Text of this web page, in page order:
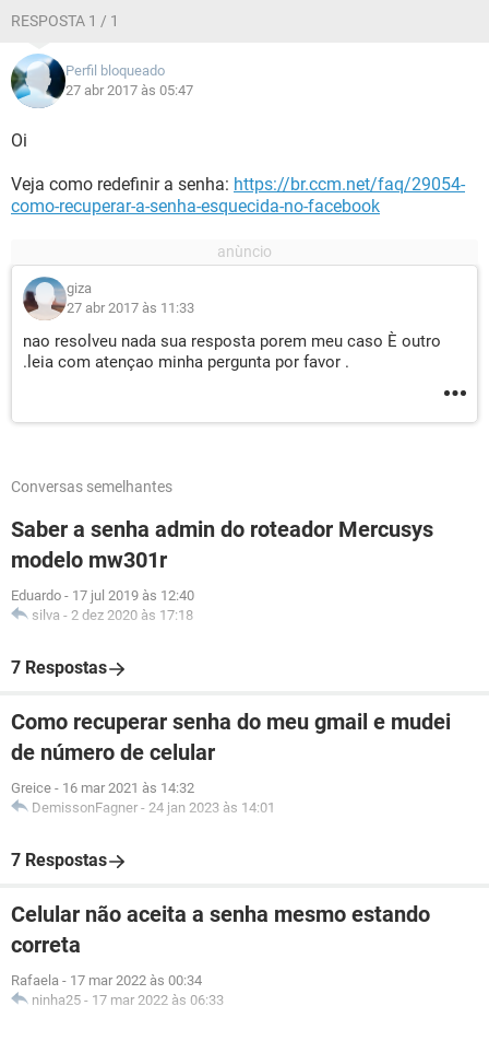
RESPOSTA 1 / 1
Perfil bloqueado
27 abr 2017 às 05:47
Oi
Veja como redefinir a senha: https://br.ccm.net/faq/29054-
como-recuperar-a-senha-esquecida-no-facebook
giza
27 abr 2017 às 11:33
nao resolveu nada sua resposta porem meu caso È outro
.leia com atençao minha pergunta por favor .
Conversas semelhantes
Saber a senha admin do roteador Mercusys
modelo mw301r
Eduardo - 17 jul 2019 às 12:40
silva - 2 dez 2020 às 17:18
7 Respostas
Como recuperar senha do meu gmail e mudei
de número de celular
Greice - 16 mar 2021 às 14:32
DemissonFagner - 24 jan 2023 às 14:01
7 Respostas
Celular não aceita a senha mesmo estando
correta
Rafaela - 17 mar 2022 às 00:34
ninha25 - 17 mar 2022 às 06:33